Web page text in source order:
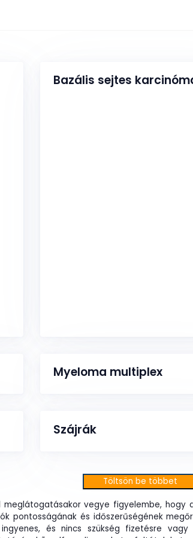
Bazális sejtes
Myeloma multiplex
Szájrák
Töltsön be többet
meglátogatásakor vegye figyelembe,
pontosságának és időszerűségének
és nincs szükség fizetésre